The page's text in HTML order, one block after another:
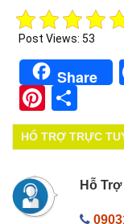
Post Views: 53
Share
HỔ TRỢ TRỰC
Hỗ